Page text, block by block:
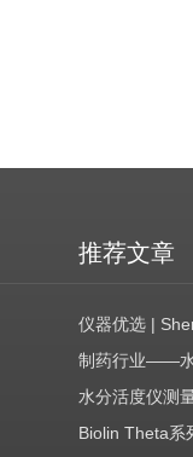
推荐文章
制药行业——水
水分活度仪测